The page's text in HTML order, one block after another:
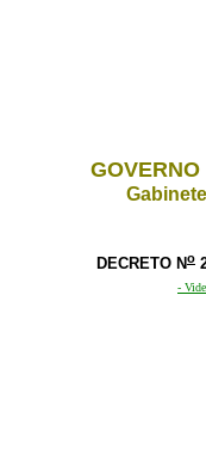
DECRETO No
-